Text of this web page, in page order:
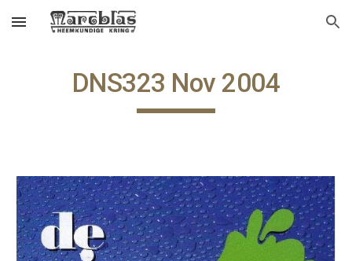
Skip to main content Skip to navigation
DNS323 Nov 2004